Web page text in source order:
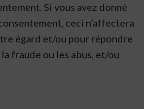
Si vous avez donné
ceci n’affectera
égard et/ou pour répondre
fraude ou les abus, et/ou